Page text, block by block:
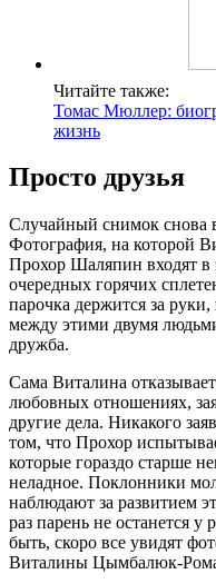
Читайте также:
Томас Мюллер:
жизнь
Просто друзья
Случайный снимок снова
Фотография, на которой
Прохор Шаляпин входят в
очередных горячих
парочка держится за
между этими двумя
дружба.
Сама Виталина
любовных отношениях,
другие дела. Никакого
том, что Прохор
которые гораздо старше
неладное. Поклонники
наблюдают за развитием
раз парень не останется у
быть, скоро все увидят
Виталины Цымбалюк-